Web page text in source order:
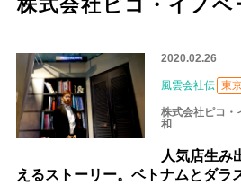
株式会社ピコ・イノベ
2020.02.26
風雲会社伝 東
株式会社ピコ・
和
人気店生み
えるストーリー。ベトナムとダラ